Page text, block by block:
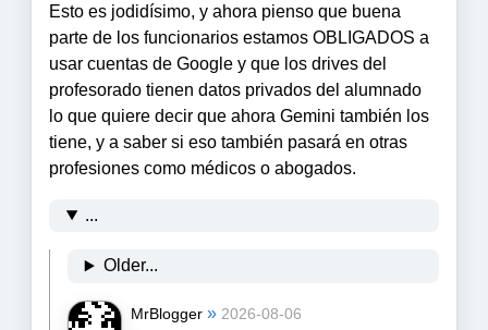
Esto es jodidísimo, y ahora pienso que buena
parte de los funcionarios estamos OBLIGADOS a
usar cuentas de Google y que los drives del
profesorado tienen datos privados del alumnado
lo que quiere decir que ahora Gemini también los
tiene, y a saber si eso también pasará en otras
profesiones como médicos o abogados.
...
Older...
MrBlogger » 2026-08-06